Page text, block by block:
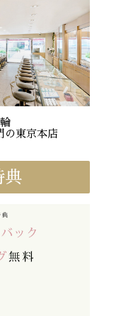
の東京本店
典